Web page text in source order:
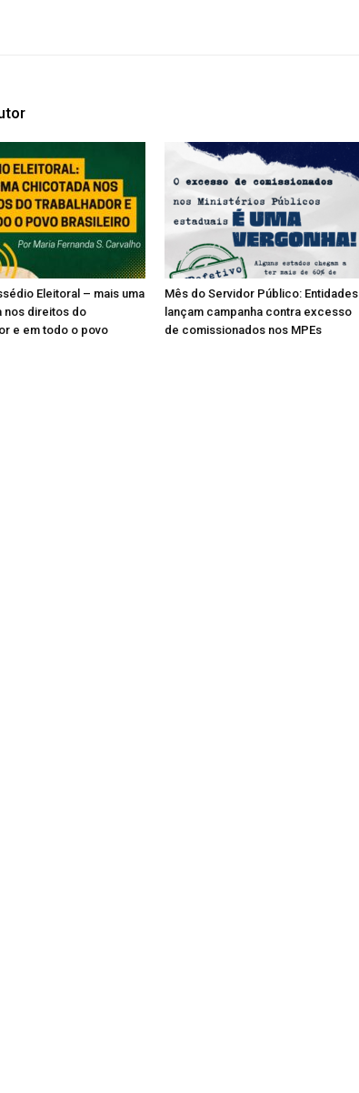
Eleitoral – mais uma
nos direitos do
e em todo o povo
Mês do Servidor Público: Entidades
lançam campanha contra excesso
de comissionados nos MPEs